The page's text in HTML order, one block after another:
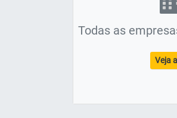
Todas as
Veja